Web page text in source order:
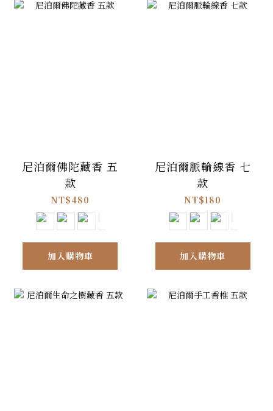
尼泊爾佛陀藏香 五
款
NT$480
加入購物車
尼泊爾脈輪線香 七
款
NT$180
加入購物車